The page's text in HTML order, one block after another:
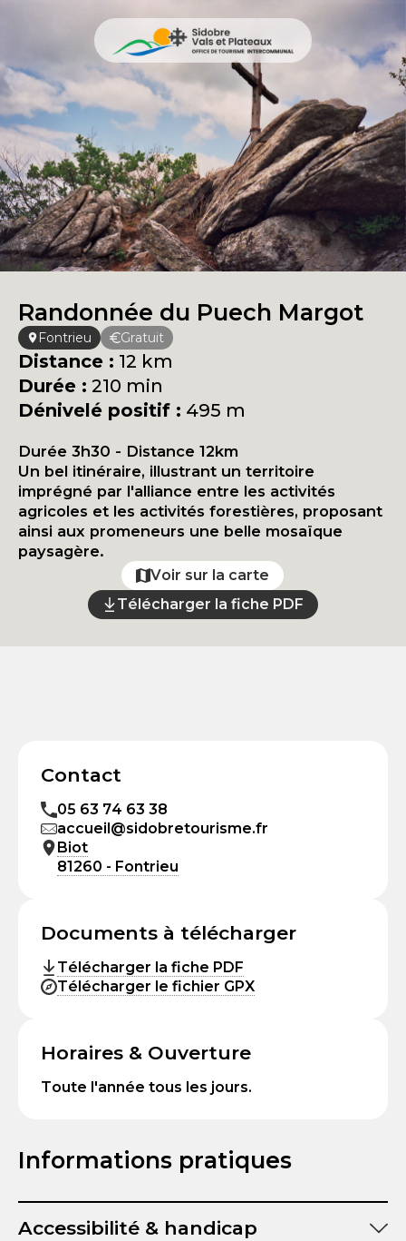
Randonnée du Puech Margot
Fontrieu Gratuit
Distance : 12 km
Durée : 210 min
Dénivelé positif : 495 m
Durée 3h30 - Distance 12km
Un bel itinéraire, illustrant un territoire
imprégné par l'alliance entre les activités
agricoles et les activités forestières, proposant
ainsi aux promeneurs une belle mosaïque
paysagère.
Voir sur la carte
Télécharger la fiche PDF
Contact
05 63 74 63 38
accueil@sidobretourisme.fr
Biot
81260 - Fontrieu
Documents à télécharger
Télécharger la fiche PDF
Télécharger le fichier GPX
Horaires & Ouverture
Toute l'année tous les jours.
Informations pratiques
Accessibilité & handicap